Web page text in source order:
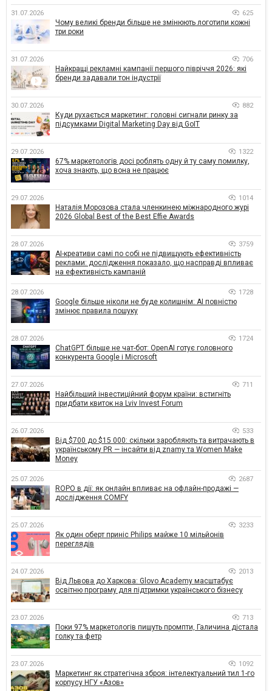
31.07.2026 625
Чому великі бренди більше не змінюють логотипи кожні
три роки
31.07.2026 706
Найкращі рекламні кампанії першого півріччя 2026: які
бренди задавали тон індустрії
30.07.2026 882
Куди рухається маркетинг: головні сигнали ринку за
підсумками Digital Marketing Day від GoIT
29.07.2026 1322
67% маркетологів досі роблять одну й ту саму помилку,
хоча знають, що вона не працює
29.07.2026 1014
Наталія Морозова стала членкинею міжнародного журі
2026 Global Best of the Best Effie Awards
28.07.2026 3759
AI-креативи самі по собі не підвищують ефективність
реклами: дослідження показало, що насправді впливає
на ефективність кампаній
28.07.2026 1728
Google більше ніколи не буде колишнім: AI повністю
змінює правила пошуку
28.07.2026 1724
ChatGPT більше не чат-бот: OpenAI готує головного
конкурента Google і Microsoft
27.07.2026 711
Найбільший інвестиційний форум країни: встигніть
придбати квиток на Lviv Invest Forum
26.07.2026 533
Від $700 до $15 000: скільки заробляють та витрачають в
українському PR — інсайти від znamy та Women Make
Money
25.07.2026 2687
ROPO в дії: як онлайн впливає на офлайн-продажі —
дослідження COMFY
25.07.2026 3233
Як один оберт приніс Philips майже 10 мільйонів
переглядів
24.07.2026 2013
Від Львова до Харкова: Glovo Academy масштабує
освітню програму для підтримки українського бізнесу
23.07.2026 713
Поки 97% маркетологів пишуть промпти, Галичина дістала
голку та фетр
23.07.2026 1092
Маркетинг як стратегічна зброя: інтелектуальний тил 1-го
корпусу НГУ «Азов»